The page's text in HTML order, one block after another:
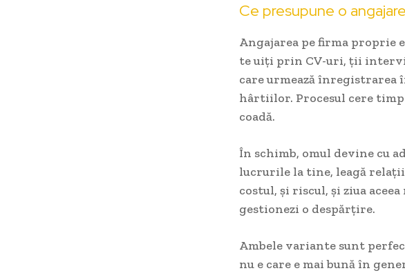
Ce presupune o
Angajarea pe firma proprie
te uiți prin CV-uri, ții
care urmează înregistrarea
hârtiilor. Procesul cere
coadă.
În schimb, omul devine cu
lucrurile la tine, leagă relații
costul, și riscul, și ziua
gestionezi o despărțire.
Ambele variante sunt
nu e care e mai bună în